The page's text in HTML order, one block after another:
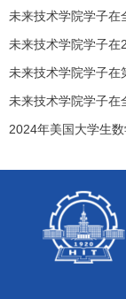
通知
未来技术学院学子在
佳绩
未来技术学院学子在
程创新创意大赛创
未来技术学院学子在
学竞赛（亚洲赛区）
未来技术学院学子在
中取得优异成绩
2024年美国大学生